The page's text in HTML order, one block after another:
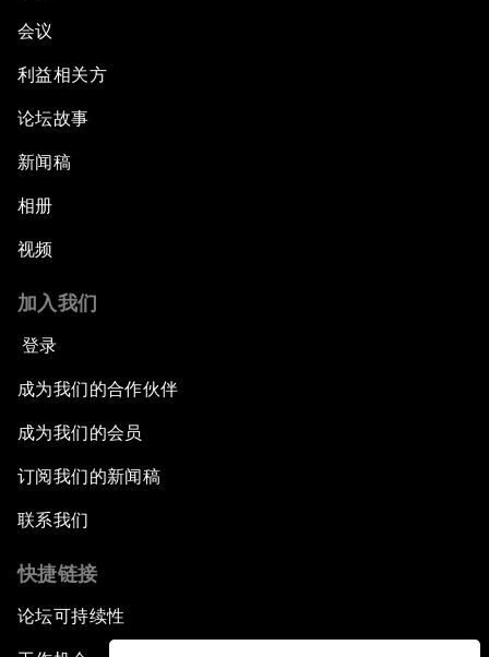
会议
利益相关方
论坛故事
新闻稿
相册
视频
加入我们
登录
成为我们的合作伙伴
成为我们的会员
订阅我们的新闻稿
联系我们
快捷链接
论坛可持续性